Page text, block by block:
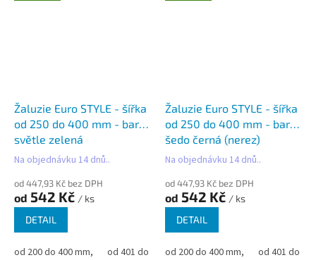
Žaluzie Euro STYLE - šířka
od 250 do 400 mm - barva
světle zelená
Na objednávku 14 dnů..
od 447,93 Kč bez DPH
od 542 Kč / ks
DETAIL
od 200 do 400 mm, od 401 do 500 mm, od 501 do 600 mm, od
Žaluzie Euro STYLE - šířka
od 250 do 400 mm - barva
šedo černá (nerez)
Na objednávku 14 dnů..
od 447,93 Kč bez DPH
od 542 Kč / ks
DETAIL
od 200 do 400 mm, od 401 do